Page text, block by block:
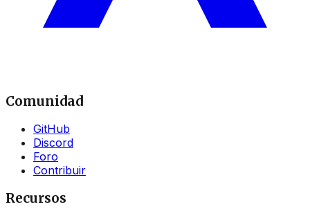
Comunidad
GitHub
Discord
Foro
Contribuir
Recursos